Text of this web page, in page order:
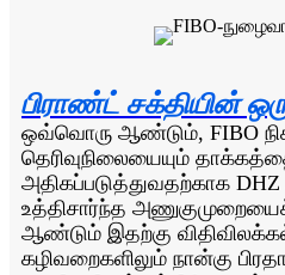
பிராண்ட் சக்தியின்
ஒவ்வொரு ஆண்டும், FIBO
தெரிவுநிலையையும்
அதிகப்படுத்துவதற்காக
உத்திசார்ந்த
ஆண்டும் இதற்கு
கழிவறைகளிலும் நான்கு